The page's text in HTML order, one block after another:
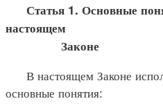
Статья 1. Основные
настоящем
Законе
В настоящем Законе
основные понятия: